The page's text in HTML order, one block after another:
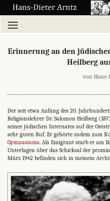
Erinnerung an den
Heilberg
von
Der seit etwa Anfang des 20.
Religionslehrer Dr. Salomon Heilberg
seines jüdischen Internates auf der
sehr guten Ruf. Er gehörte zudem zum
Gymnasiums. Als Emigrant starb er am
Unterlagen über das Schicksal der
März 1942 befinden sich in meinem